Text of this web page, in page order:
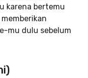
karena bertemu
mu dulu sebelum